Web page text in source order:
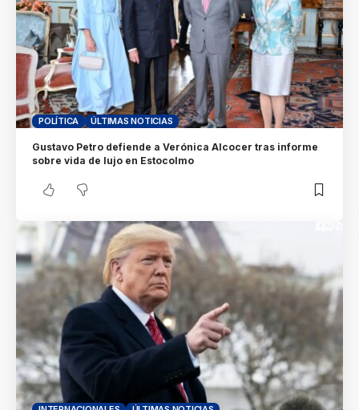
POLÍTICA ÚLTIMAS NOTICIAS
Gustavo Petro defiende a Verónica Alcocer tras informe
sobre vida de lujo en Estocolmo